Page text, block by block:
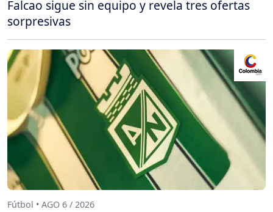
Falcao sigue sin equipo y revela tres ofertas
sorpresivas
Fútbol • AGO 6 / 2026